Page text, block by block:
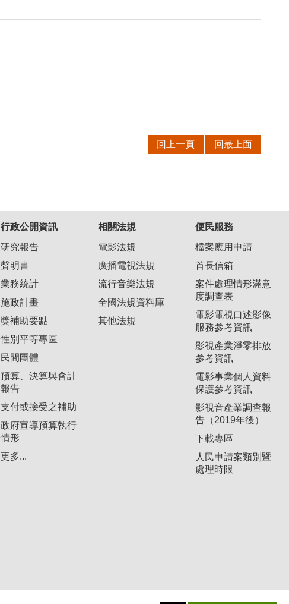
回上一頁 回最上面
行政公開資訊
研究報告
聲明書
業務統計
施政計畫
獎補助要點
性別平等專區
民間團體
預算、決算與會計
報告
支付或接受之補助
政府宣導預算執行
情形
更多...
相關法規
電影法規
廣播電視法規
流行音樂法規
全國法規資料庫
其他法規
便民服務
檔案應用申請
首長信箱
案件處理情形滿意
度調查表
電影電視口述影像
服務參考資訊
影視產業淨零排放
參考資訊
電影事業個人資料
保護參考資訊
影視音產業調查報
告（2019年後）
下載專區
人民申請案類別暨
處理時限